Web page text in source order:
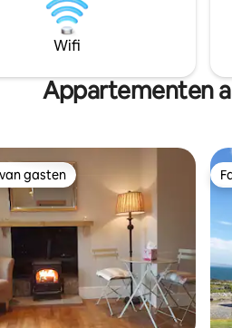
beschikbaar.
Wifi
Appartementen
gasten
gasten